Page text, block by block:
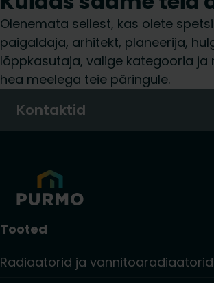
Olenemata sellest, kas olete
paigaldaja, arhitekt, planeerija,
lõppkasutaja, valige kategooria ja
hea meelega teie päringule.
Kontaktid
Tooted
Radiaatorid ja vannitoaradiaatorid